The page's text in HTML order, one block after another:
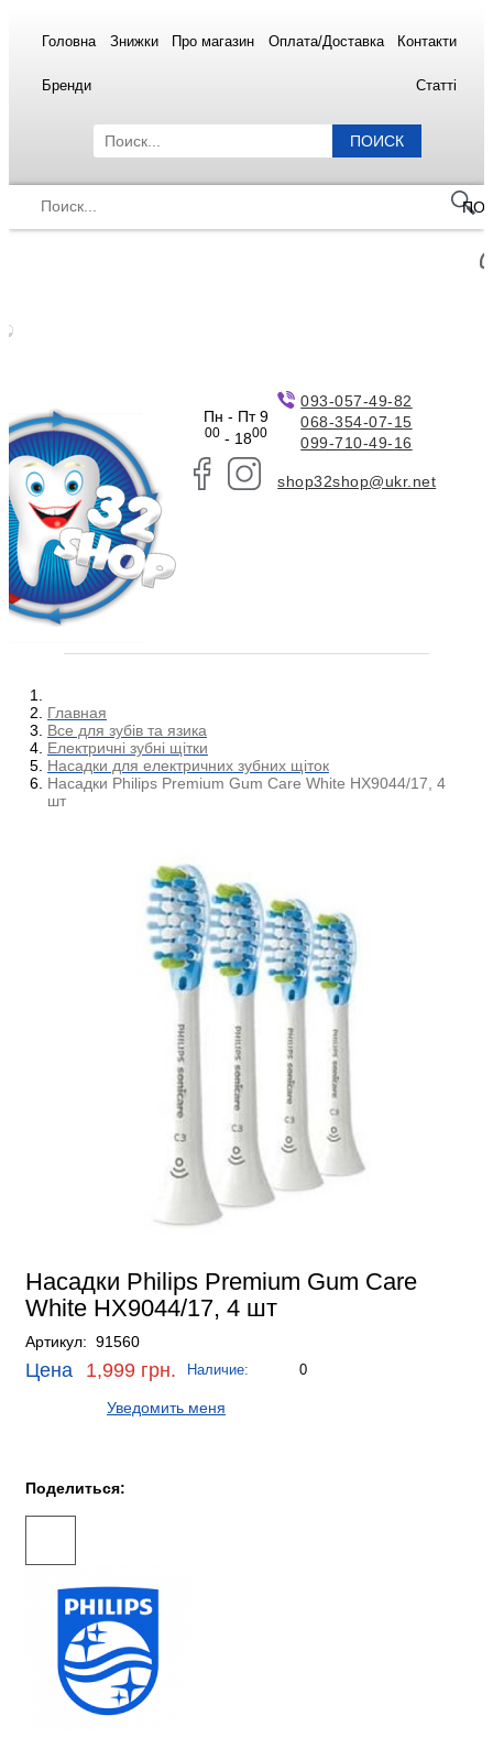
Головна Знижки Про магазин Оплата/Доставка Контакти
Бренди Статті
ПОИСК
Пн - Пт 9
00- 1800
093-057-49-82
068-354-07-15
099-710-49-16
shop32shop@ukr.net
Главная
Все для зубів та язика
Електричні зубні щітки
Насадки для електричних зубних щіток
Насадки Philips Premium Gum Care White HX9044/17, 4
шт
Насадки Philips Premium Gum Care
White HX9044/17, 4 шт
Артикул: 91560
Цена 1,999 грн. Наличие: 0
Уведомить меня
Поделиться: